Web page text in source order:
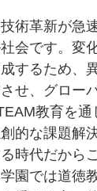
術革新が急
会です。変
するため、
せ、グロー
教育を
的な課題解
時代だから
園では道徳